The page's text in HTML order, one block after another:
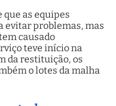
que as equipes
evitar problemas, mas
causado
teve início na
da restituição, os
o lotes da malha